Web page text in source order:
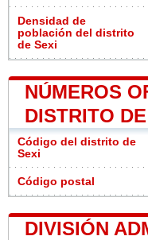
Densidad de
población del distrito
de Sexi
NÚMEROS
DISTRITO
Código del distrito de
Sexi
Código postal
DIVISIÓN